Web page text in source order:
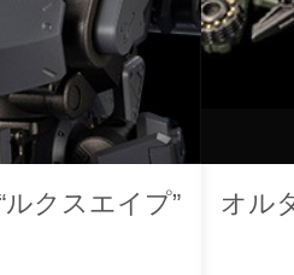
クスエイプ” オル